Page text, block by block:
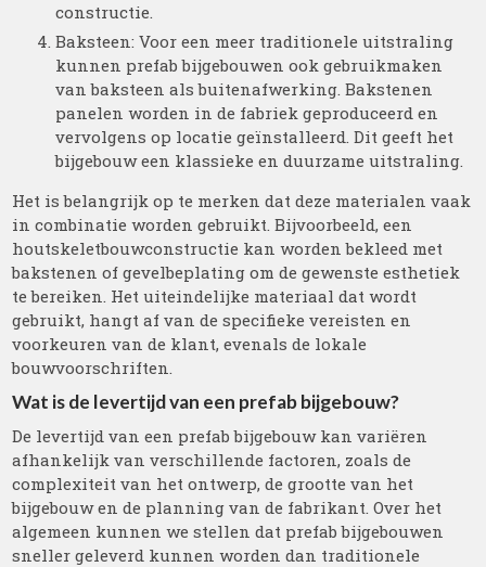
constructie.
Baksteen: Voor een meer traditionele uitstraling
kunnen prefab bijgebouwen ook gebruikmaken
van baksteen als buitenafwerking. Bakstenen
panelen worden in de fabriek geproduceerd en
vervolgens op locatie geïnstalleerd. Dit geeft het
bijgebouw een klassieke en duurzame uitstraling.
Het is belangrijk op te merken dat deze materialen vaak
in combinatie worden gebruikt. Bijvoorbeeld, een
houtskeletbouwconstructie kan worden bekleed met
bakstenen of gevelbeplating om de gewenste esthetiek
te bereiken. Het uiteindelijke materiaal dat wordt
gebruikt, hangt af van de specifieke vereisten en
voorkeuren van de klant, evenals de lokale
bouwvoorschriften.
Wat is de levertijd van een prefab bijgebouw?
De levertijd van een prefab bijgebouw kan variëren
afhankelijk van verschillende factoren, zoals de
complexiteit van het ontwerp, de grootte van het
bijgebouw en de planning van de fabrikant. Over het
algemeen kunnen we stellen dat prefab bijgebouwen
sneller geleverd kunnen worden dan traditionele